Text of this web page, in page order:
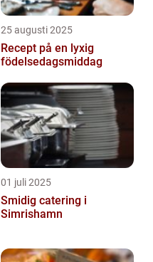
25 augusti 2025
Recept på en lyxig
födelsedagsmiddag
01 juli 2025
Smidig catering i
Simrishamn